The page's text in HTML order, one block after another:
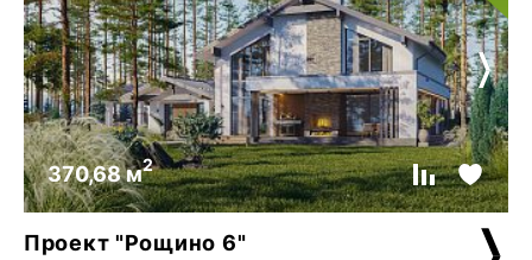
370,68 м2
Проект "Рощино 6"